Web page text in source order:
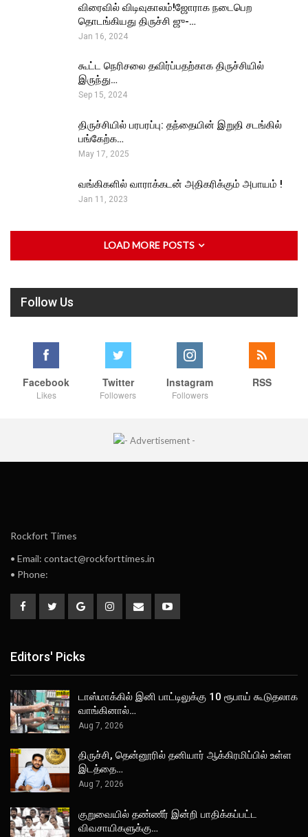
விரைவில் விடிவுகாலம்!ஜோராக நடைபெற
தொடங்கியது திருச்சி ஜு-…
Jan 16, 2024
கூட்ட நெரிசலை தவிர்ப்பதற்காக திருச்சியில்
இருந்து…
Sep 15, 2024
திருச்சியில் பரபரப்பு: தந்தையின் இறுதி சடங்கில்
பங்கேற்க…
May 17, 2025
வங்கிகளில் வாராக்கடன் அதிகரிக்கும் அபாயம் !
Jan 11, 2023
LOAD MORE POSTS
Follow Us
Facebook
Likes
Twitter
Followers
Instagram
Followers
RSS
Rockfort Times
• Email: contact@rockforttimes.in
• Phone:
Editors' Picks
டாஸ்மாக்கில் இனி பாட்டிலுக்கு 10 ரூபாய் கூடுதலாக
வாங்கினால்…
Aug 7, 2026
திருச்சி, தென்னூரில் தனியார் ஆக்கிரமிப்பில் உள்ள
இடத்தை…
Aug 7, 2026
குறுவையில் தண்ணீர் இன்றி பாதிக்கப்பட்ட
விவசாயிகளுக்கு…